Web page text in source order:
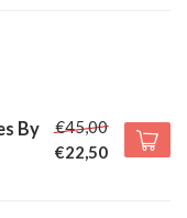
By
€45,00
€22,50